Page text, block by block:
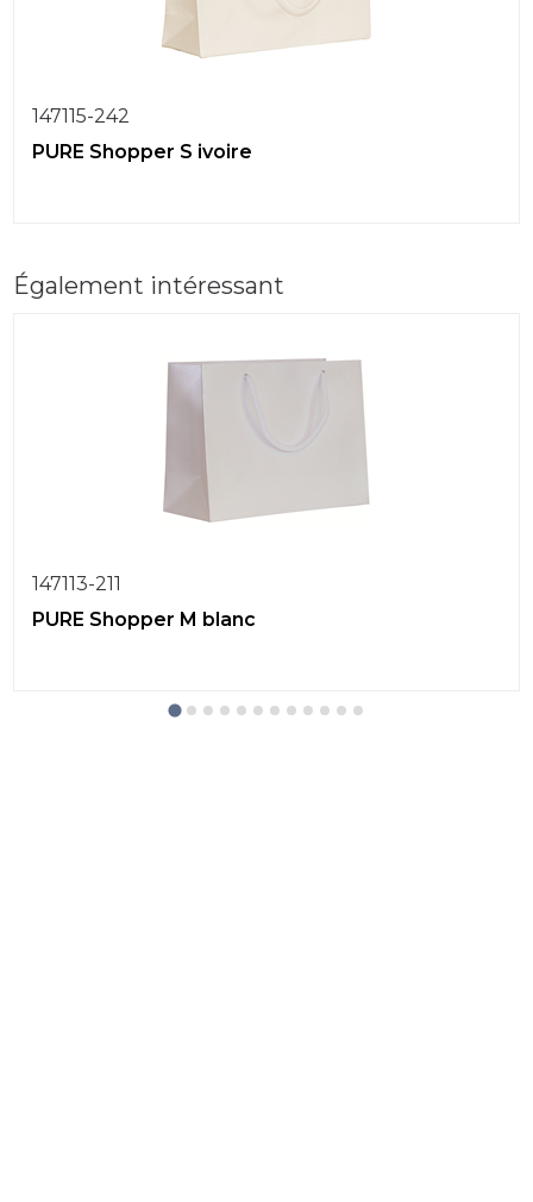
147115-242
PURE Shopper S ivoire
Également intéressant
147113-211
PURE Shopper M blanc